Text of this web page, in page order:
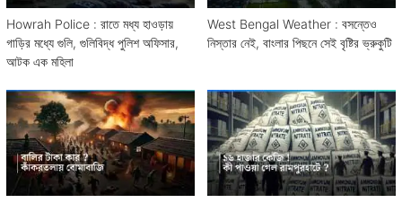
Howrah Police : রাতে মধ্য হাওড়ায়
গাড়ির মধ্যে গুলি, গুলিবিদ্ধ পুলিশ অফিসার,
আটক এক মহিলা
West Bengal Weather : বসন্তেও
নিস্তার নেই, বাংলার পিছনে সেই বৃষ্টির ভ্রুকুটি